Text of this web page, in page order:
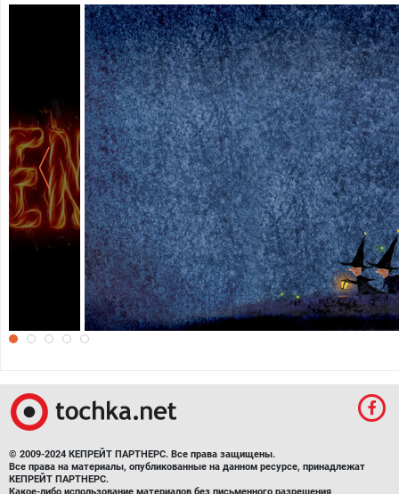
Обои на рабочий стол к Хэллоуину
© 2009-2024 КЕПРЕЙТ ПАРТНЕРС. Все права защищены.
Все права на материалы, опубликованные на данном ресурсе, принадлежат
КЕПРЕЙТ ПАРТНЕРС.